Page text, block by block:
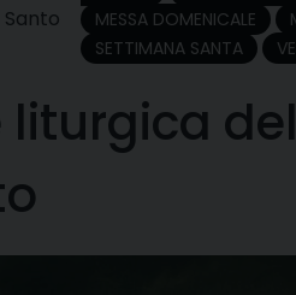
Santo
MESSA DOMENICALE
SETTIMANA SANTA
liturgica